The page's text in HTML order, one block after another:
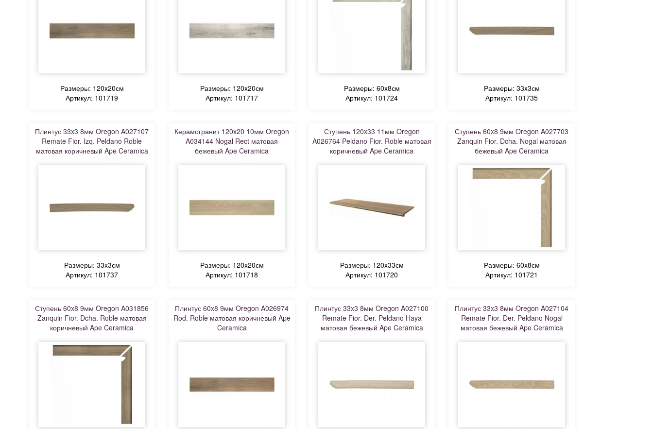
Размеры: 120x20см
Артикул: 101719
Размеры: 120x20см
Артикул: 101717
Размеры: 60x8см
Артикул: 101724
Размеры: 33x3см
Артикул: 101735
Плинтус 33x3 8мм Oregon A027107
Remate Fior. Izq. Peldano Roble
матовая коричневый Ape Ceramica
Размеры: 33x3см
Артикул: 101737
Керамогранит 120x20 10мм Oregon
A034144 Nogal Rect матовая
бежевый Ape Ceramica
Размеры: 120x20см
Артикул: 101718
Ступень 120x33 11мм Oregon
A026764 Peldano Fior. Roble матовая
коричневый Ape Ceramica
Размеры: 120x33см
Артикул: 101720
Ступень 60x8 9мм Oregon A027703
Zanquin Fior. Dcha. Nogal матовая
бежевый Ape Ceramica
Размеры: 60x8см
Артикул: 101721
Ступень 60x8 9мм Oregon A031856
Zanquin Fior. Dcha. Roble матовая
коричневый Ape Ceramica
Плинтус 60x8 9мм Oregon A026974
Rod. Roble матовая коричневый Ape
Ceramica
Плинтус 33x3 8мм Oregon A027100
Remate Fior. Der. Peldano Haya
матовая бежевый Ape Ceramica
Плинтус 33x3 8мм Oregon A027104
Remate Fior. Der. Peldano Nogal
матовая бежевый Ape Ceramica